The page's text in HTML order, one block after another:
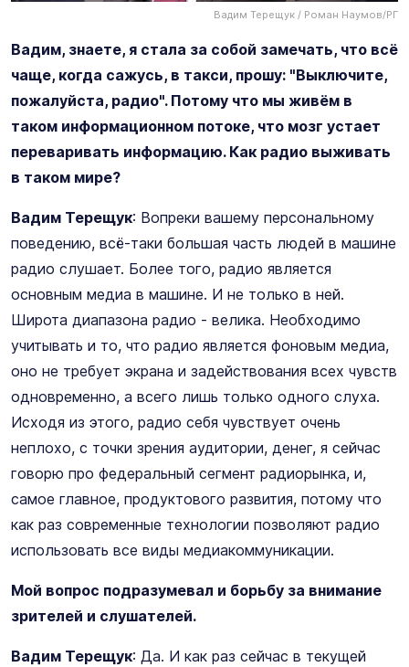
Вадим Терещук / Роман Наумов/РГ
Вадим, знаете, я стала за собой замечать, что всё
чаще, когда сажусь, в такси, прошу: "Выключите,
пожалуйста, радио". Потому что мы живём в
таком информационном потоке, что мозг устает
переваривать информацию. Как радио выживать
в таком мире?
Вадим Терещук: Вопреки вашему персональному
поведению, всё-таки большая часть людей в машине
радио слушает. Более того, радио является
основным медиа в машине. И не только в ней.
Широта диапазона радио - велика. Необходимо
учитывать и то, что радио является фоновым медиа,
оно не требует экрана и задействования всех чувств
одновременно, а всего лишь только одного слуха.
Исходя из этого, радио себя чувствует очень
неплохо, с точки зрения аудитории, денег, я сейчас
говорю про федеральный сегмент радиорынка, и,
самое главное, продуктового развития, потому что
как раз современные технологии позволяют радио
использовать все виды медиакоммуникации.
Мой вопрос подразумевал и борьбу за внимание
зрителей и слушателей.
Вадим Терещук: Да. И как раз сейчас в текущей